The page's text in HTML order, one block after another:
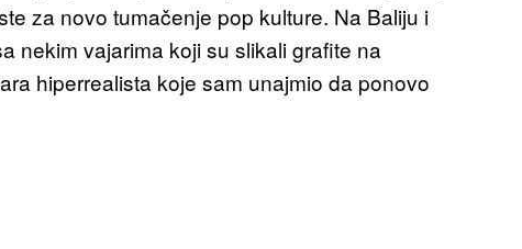
za novo tumačenje pop kulture. Na Baliju i
nekim vajarima koji su slikali grafite na
hiperrealista koje sam unajmio da ponovo